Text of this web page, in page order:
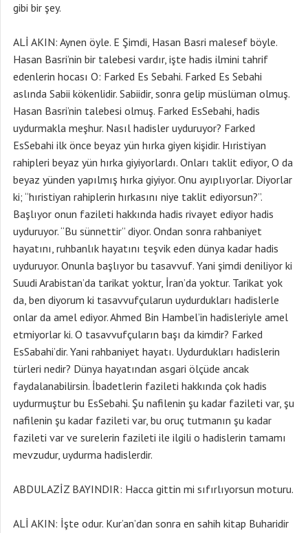
gibi bir şey.
ALİ AKIN: Aynen öyle. E Şimdi, Hasan Basri malesef böyle.
Hasan Basri’nin bir talebesi vardır, işte hadis ilmini tahrif
edenlerin hocası O: Farked Es Sebahi. Farked Es Sebahi
aslında Sabii kökenlidir. Sabiidir, sonra gelip müslüman olmuş.
Hasan Basri’nin talebesi olmuş. Farked EsSebahi, hadis
uydurmakla meşhur. Nasıl hadisler uyduruyor? Farked
EsSebahi ilk önce beyaz yün hırka giyen kişidir. Hıristiyan
rahipleri beyaz yün hırka giyiyorlardı. Onları taklit ediyor, O da
beyaz yünden yapılmış hırka giyiyor. Onu ayıplıyorlar. Diyorlar
ki; “hıristiyan rahiplerin hırkasını niye taklit ediyorsun?”.
Başlıyor onun fazileti hakkında hadis rivayet ediyor hadis
uyduruyor. “Bu sünnettir” diyor. Ondan sonra rahbaniyet
hayatını, ruhbanlık hayatını teşvik eden dünya kadar hadis
uyduruyor. Onunla başlıyor bu tasavvuf. Yani şimdi deniliyor ki
Suudi Arabistan’da tarikat yoktur, İran’da yoktur. Tarikat yok
da, ben diyorum ki tasavvufçularun uydurdukları hadislerle
onlar da amel ediyor. Ahmed Bin Hambel’in hadisleriyle amel
etmiyorlar ki. O tasavvufçuların başı da kimdir? Farked
EsSabahi’dir. Yani rahbaniyet hayatı. Uydurdukları hadislerin
türleri nedir? Dünya hayatından asgari ölçüde ancak
faydalanabilirsin. İbadetlerin fazileti hakkında çok hadis
uydurmuştur bu EsSebahi. Şu nafilenin şu kadar fazileti var, şu
nafilenin şu kadar fazileti var, bu oruç tutmanın şu kadar
fazileti var ve surelerin fazileti ile ilgili o hadislerin tamamı
mevzudur, uydurma hadislerdir.
ABDULAZİZ BAYINDIR: Hacca gittin mi sıfırlıyorsun moturu.
ALİ AKIN: İşte odur. Kur’an’dan sonra en sahih kitap Buharidir